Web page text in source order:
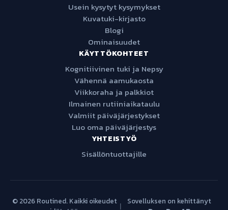
Usein kysytyt kysymykset
Kuvatuki-kirjasto
Blogi
Ominaisuudet
KÄYTTÖKOHTEET
Kognitiivinen tuki ja Nepsy
Vähennä aamukaosta
Viikkoraha ja palkkiot
Ilmainen rutiiniaikataulu
Valmiit päiväjärjestykset
Luo oma päiväjärjestys
YHTEISTYÖ
Sisällöntuottajille
© 2026 Routined. Kaikki oikeudet |
Sovelluksen on kehittänyt